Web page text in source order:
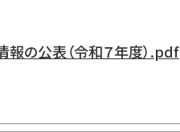
の公表（令和７年度）.pdf